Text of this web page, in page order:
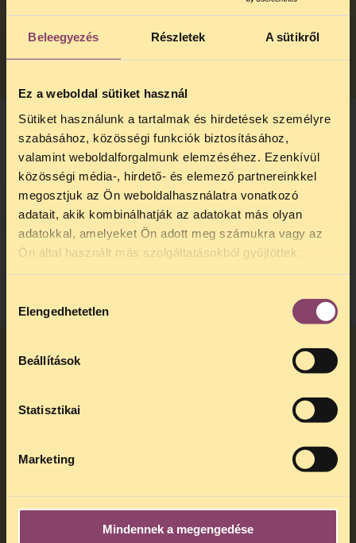
Beleegyezés Részletek A sütikről
Ez a weboldal sütiket használ
Sütiket használunk a tartalmak és hirdetések személyre
szabásához, közösségi funkciók biztosításához,
valamint weboldalforgalmunk elemzéséhez. Ezenkívül
közösségi média-, hirdető- és elemező partnereinkkel
megosztjuk az Ön weboldalhasználatra vonatkozó
adatait, akik kombinálhatják az adatokat más olyan
adatokkal, amelyeket Ön adott meg számukra vagy az
Ön által használt más szolgáltatásokból gyűjtöttek.
kiválasztása
Elengedhetetlen
Beállítások
Statisztikai
Marketing
Mindennek a megengedése
TOVÁBB
Más betegek
veszélybe
kerülhetnek,
ha HIV-vel
élő beteget
látok el?
TOVÁBB
Mi történik
akkor, ha
tűszúrásos
egy HIV-vel
élő beteg
TELEFONOS
JOGSEGÉLY SZÜNET!
hogytelefonos jogsegélyünk július
jogsegély
ezidő alatt is elér minket.